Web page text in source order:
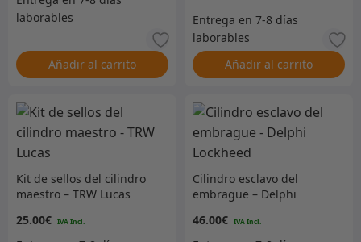
Añadir al carrito Añadir al carrito
Kit de sellos del cilindro
maestro – TRW Lucas
25.00€
Cilindro esclavo del
embrague – Delphi
46.00€